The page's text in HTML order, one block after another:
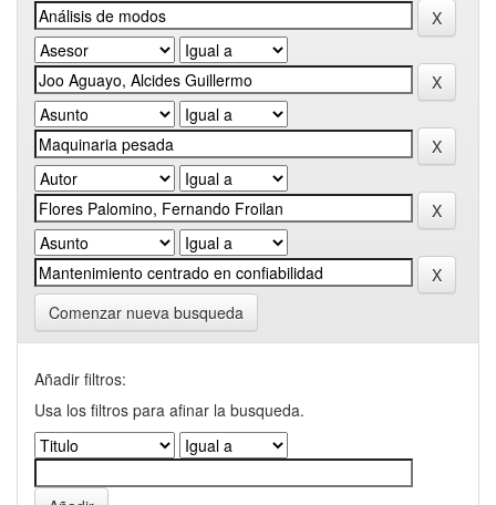
Comenzar nueva busqueda
Añadir filtros:
Usa los filtros para afinar la busqueda.